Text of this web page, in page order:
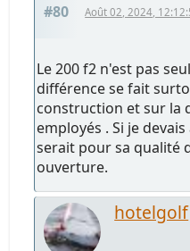
#80 Août 02, 2024,
Le 200 f2 n'est pas
différence se fait
construction et sur la
employés . Si je
serait pour sa qualité
ouverture.
hotelgolf